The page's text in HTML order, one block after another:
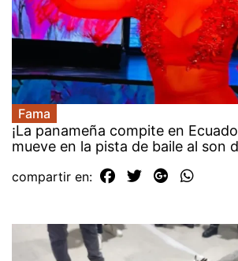
Fama
¡La panameña compite en
mueve en la pista de baile al son
compartir en: